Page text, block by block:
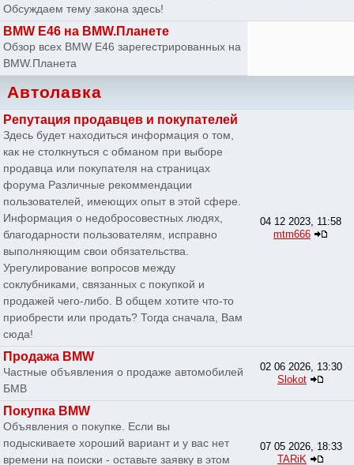
Обсуждаем тему закона здесь!
BMW E46 на BMW.Планете
Обзор всех BMW E46 зарегестрированных на
BMW.Планета
Автолавка
Репутация продавцев и покупателей
Здесь будет находиться информация о том,
как не столкнуться с обманом при выборе
продавца или покупателя на страницах
форума Различные рекоммендации
пользователей, имеющих опыт в этой сфере.
Информация о недобросовестных людях,
благодарности пользователям, исправно
выполняющим свои обязательства.
Урегулирование вопросов между
соклубниками, связанных с покупкой и
продажей чего-либо. В общем хотите что-то
приобрести или продать? Тогда сначала, Вам
сюда!
04 12 2023, 11:58
mtm666
Продажа BMW
Частные объявления о продаже автомобилей
БМВ
02 06 2026, 13:30
Slokot
Покупка BMW
Объявления о покупке. Если вы
подыскиваете хороший вариант и у вас нет
времени на поиски - оставьте заявку в этом
07 05 2026, 18:33
TARiK